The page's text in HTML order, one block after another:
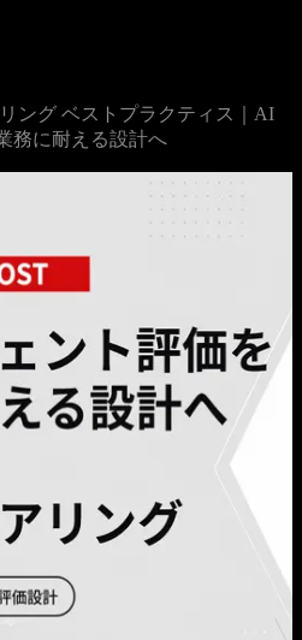
ング ベストプラクティス｜AI
務に耐える設計へ